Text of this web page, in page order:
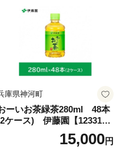
庫県神河町
ーいお茶緑茶280ml 48本
ケース) 伊藤園【123317
15,000円